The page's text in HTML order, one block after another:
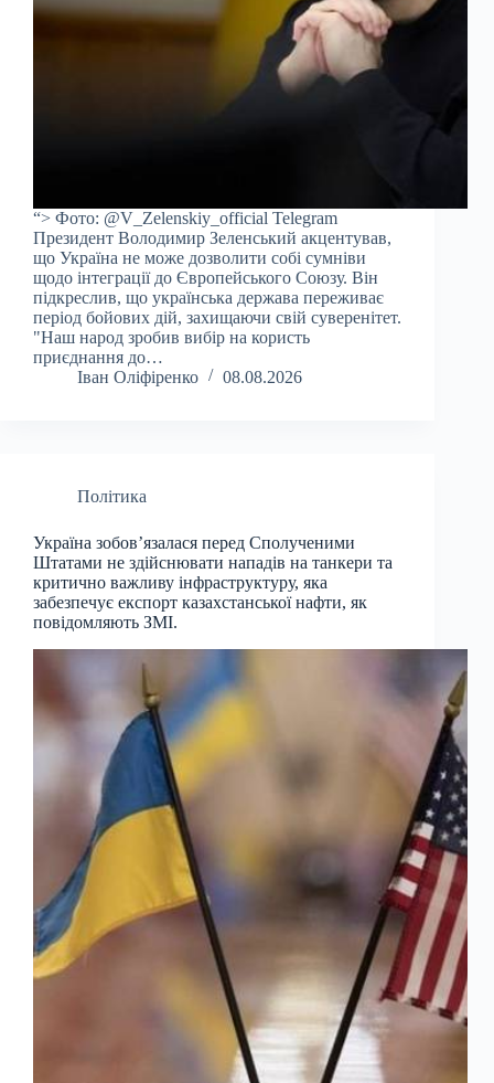
“> Фото: @V_Zelenskiy_official Telegram
Президент Володимир Зеленський акцентував,
що Україна не може дозволити собі сумніви
щодо інтеграції до Європейського Союзу. Він
підкреслив, що українська держава переживає
період бойових дій, захищаючи свій суверенітет.
"Наш народ зробив вибір на користь
приєднання до…
Іван Оліфіренко
08.08.2026
Політика
Україна зобов’язалася перед Сполученими
Штатами не здійснювати нападів на танкери та
критично важливу інфраструктуру, яка
забезпечує експорт казахстанської нафти, як
повідомляють ЗМІ.